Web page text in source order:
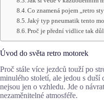
Co znamená pojem „retro
Jaký typ pneumatik tento
Proč je přední vidlice tak
Úvod do světa retro motorek
Proč stále více jezdců touží po
minulého století, ale jedou s duší
nejsou jen o vzhledu. Jde o
nezaměnitelné atmosféře.